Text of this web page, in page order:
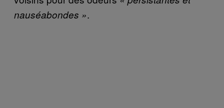
nauséabondes ».